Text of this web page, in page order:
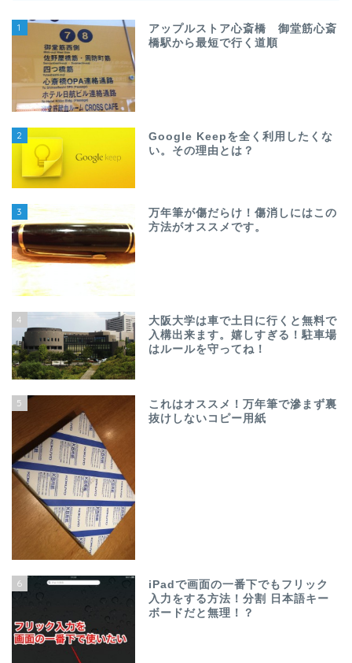
1
アップルストア心斎橋 御堂筋心斎
橋駅から最短で行く道順
2
Google Keepを全く利用したくな
い。その理由とは？
3
万年筆が傷だらけ！傷消しにはこの
方法がオススメです。
4
大阪大学は車で土日に行くと無料で
入構出来ます。嬉しすぎる！駐車場
はルールを守ってね！
5
これはオススメ！万年筆で滲まず裏
抜けしないコピー用紙
6
iPadで画面の一番下でもフリック
入力をする方法！分割 日本語キー
ボードだと無理！？